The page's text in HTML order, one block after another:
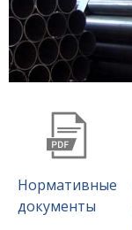
Нормативные
документы